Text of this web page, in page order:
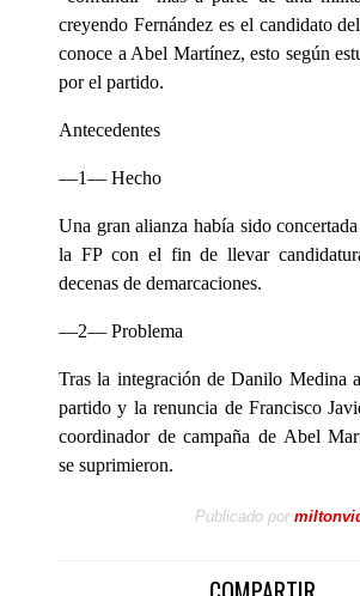
creyendo Fernández es el candidato
conoce a Abel Martínez, esto según
por el partido.
Antecedentes
—1— Hecho
Una gran alianza había sido
la FP con el fin de llevar
decenas de demarcaciones.
—2— Problema
Tras la integración de Danilo Medina
partido y la renuncia de Francisco
coordinador de campaña de Abel
se suprimieron.
Publicado por